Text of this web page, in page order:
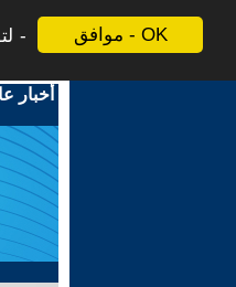
موافق - OK
أخبار